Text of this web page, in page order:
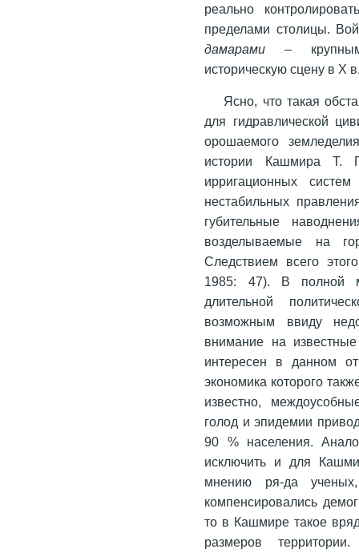
реально
пределами столицы.
дамарами –
историческую сцену в X
Ясно, что такая
для гидравлической
орошаемого
истории Кашмира Т.
ирригационных
нестабильных
губительные
возделываемые на
Следствием всего
1985: 47). В полной
длительной
возможным ввиду
внимание на
интересен в данном
экономика которого
известно,
голод и эпидемии
90 % населения.
исключить и для
мнению ря-да
компенсировались
то в Кашмире такое
размеров